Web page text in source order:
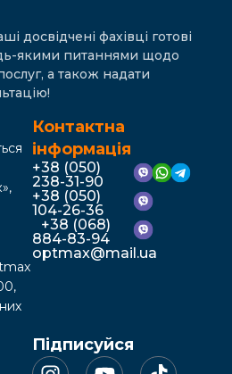
досвідчені фахівці готові
якими питаннями щодо
а також надати
Контактна
інформація
+38 (050)
238-31-90
+38 (050)
104-26-36
+38 (068)
884-83-94
optmax@mail.ua
Підписуйся